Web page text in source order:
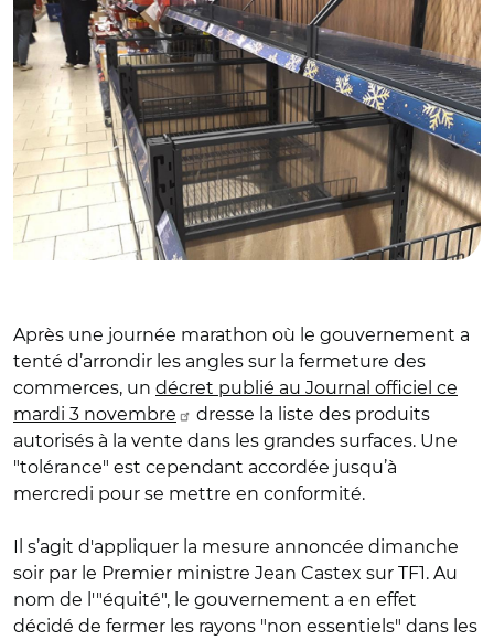
Après une journée marathon où le gouvernement a
tenté d’arrondir les angles sur la fermeture des
commerces, un décret publié au Journal officiel ce
mardi 3 novembre
dresse la liste des produits
autorisés à la vente dans les grandes surfaces. Une
"tolérance" est cependant accordée jusqu’à
mercredi pour se mettre en conformité.
Il s’agit d'appliquer la mesure annoncée dimanche
soir par le Premier ministre Jean Castex sur TF1. Au
nom de l'"équité", le gouvernement a en effet
décidé de fermer les rayons "non essentiels" dans les